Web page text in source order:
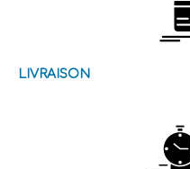
LIVRAISON